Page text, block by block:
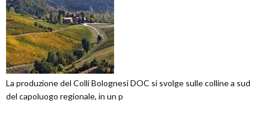
La produzione del Colli Bolognesi DOC si svolge sulle colline a sud
del capoluogo regionale, in un p